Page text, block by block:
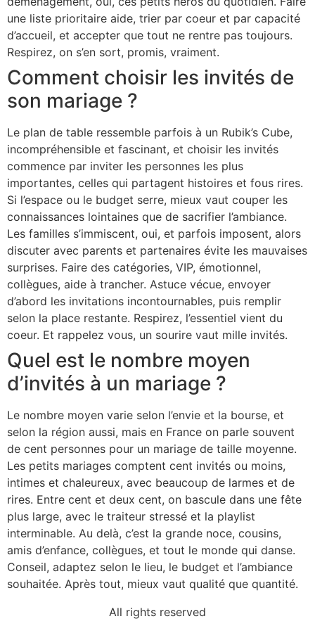
une liste prioritaire aide, trier par coeur et par capacité
d’accueil, et accepter que tout ne rentre pas toujours.
Respirez, on s’en sort, promis, vraiment.
Comment choisir les invités de
son mariage ?
Le plan de table ressemble parfois à un Rubik’s Cube,
incompréhensible et fascinant, et choisir les invités
commence par inviter les personnes les plus
importantes, celles qui partagent histoires et fous rires.
Si l’espace ou le budget serre, mieux vaut couper les
connaissances lointaines que de sacrifier l’ambiance.
Les familles s’immiscent, oui, et parfois imposent, alors
discuter avec parents et partenaires évite les mauvaises
surprises. Faire des catégories, VIP, émotionnel,
collègues, aide à trancher. Astuce vécue, envoyer
d’abord les invitations incontournables, puis remplir
selon la place restante. Respirez, l’essentiel vient du
coeur. Et rappelez vous, un sourire vaut mille invités.
Quel est le nombre moyen
d’invités à un mariage ?
Le nombre moyen varie selon l’envie et la bourse, et
selon la région aussi, mais en France on parle souvent
de cent personnes pour un mariage de taille moyenne.
Les petits mariages comptent cent invités ou moins,
intimes et chaleureux, avec beaucoup de larmes et de
rires. Entre cent et deux cent, on bascule dans une fête
plus large, avec le traiteur stressé et la playlist
interminable. Au delà, c’est la grande noce, cousins,
amis d’enfance, collègues, et tout le monde qui danse.
Conseil, adaptez selon le lieu, le budget et l’ambiance
souhaitée. Après tout, mieux vaut qualité que quantité.
All rights reserved